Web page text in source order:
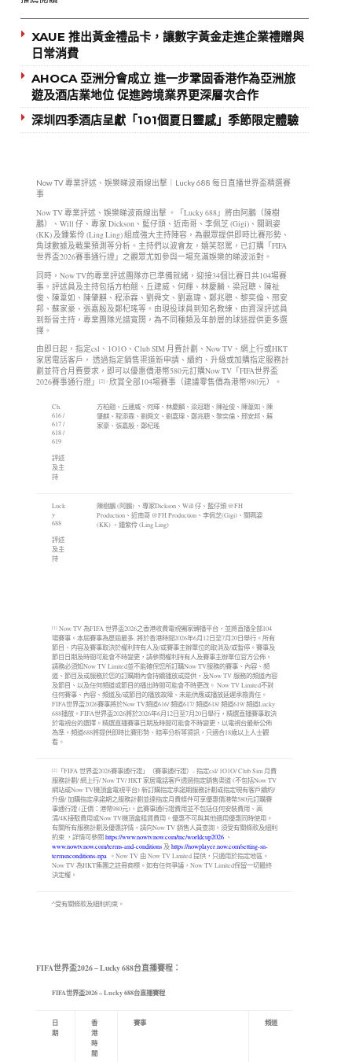
XAUE 推出黃金禮品卡，讓數字黃金走進企業禮贈與
日常消費
AHOCA 亞洲分會成立 進一步鞏固香港作為亞洲旅
遊及酒店業地位 促進跨境業界更深層次合作
深圳四季酒店呈獻「101個夏日靈感」季節限定體驗
Now TV 專業評述、娛樂睇波兩線出擊｜Lucky 688 每日直播世界盃精選賽
事
Now TV 專業評述、娛樂睇波兩線出擊 。「Lucky 688」將由阿鵬（陳樹
鵬）、Will 仔、專家 Dickson、藍仔頭、近南哥、李佩芝 (Gigi)、關珮姿
(KK) 及鍾紫伶 (Ling Ling) 組成強大主持陣容，為觀眾提供即時比賽形勢、
角球數據及戰果預測等分析。主持們以波會友，嬉笑怒罵，已訂購「FIFA
世界盃2026賽事通行證」之觀眾尤如參與一場充滿娛樂的睇波派對。
同時，Now TV的專業評述團隊亦已準備就緒，迎接34個比賽日共104場賽
事。評述員及主持包括方柏翹、丘建威、何輝、林慶麟、梁冠聰、陳祉
俊、陳葦如、陳肇麒、程添霖、劉舜文、劉嘉瑋、鄭兆聰、黎奕倫、邢安
邦、蘇家豪、張嘉殷及鄭杞瑤等。由現役球員到知名教練、由資深評述員
到新晉主持，專業團隊光譜寬闊，為不同種類及年齡層的球迷提供更多選
擇。
由即日起，指定csl、1O1O、Club SIM 月費計劃、Now TV、網上行或HKT
家居電話客戶， 透過指定銷售渠道新申請、續約、升級或加購指定服務計
劃並符合月費要求，即可以優惠價港幣580元訂購Now TV「FIFA世界盃
2026賽事通行證」
[2] ， 欣賞全部104場賽事（建議零售價為港幣980元）。
Ch.
616 /
617 /
618 /
619
評述
及主
持
方柏翹、丘建威、何輝、林慶麟、梁冠聰、陳祉俊、陳葦如、陳
肇麒、程添霖、劉舜文、劉嘉瑋、鄭兆聰、黎奕倫、邢安邦、蘇
家豪、張嘉殷、鄭杞瑤
Luck
y
688
評述
及主
持
陳樹鵬 (阿鵬) 、專家Dickson、Will 仔、藍仔頭 @FH
Production、近南哥 @FH Production、李佩芝(Gigi)、關珮姿
(KK) 、鍾紫伶 (Ling Ling)
[1] Now TV 為FIFA 世界盃2026之香港收費電視獨家轉播平台，並將直播全部104
場賽事。本屆賽事為歷屆最多, 將於香港時間2026年6月12日至7月20日舉行。所有
節目、内容及賽事取決於權利持有人及/或賽事主辦單位的取消及/或暫停。賽事及
節目日期及時間可能會不時變更，請參閱權利持有人及賽事主辦單位官方公佈。
請務必須知Now TV Limited並不能確保您所訂購Now TV服務的賽事、內容、頻
道、節目及或服務於您的訂購期內會持續播放或提供，及Now TV 服務的頻道內容
及節目、以及任何頻道或節目的播出時間可能會不時更改。 Now TV Limited不對
任何賽事、內容、頻道及/或節目的播放故障、未能供應或播放延遲承擔責任。
FIFA世界盃2026賽事將於Now TV頻道616/ 頻道617/ 頻道618/ 頻道619/ 頻道Lucky
688播放。FIFA世界盃2026將於2026年6月12日至7月20日舉行，精選直播賽事取決
於電視台的選擇。精選直播賽事日期及時間可能會不時變更，以電視台最新公佈
為準。頻道688將提供即時比賽形勢、賠率分析等資訊，只適合18歲以上人士觀
看。
[2]
「FIFA 世界盃2026賽事通行證」（賽事通行證）- 指定csl/ 1O1O/ Club Sim 月費
服務計劃/ 網上行/ Now TV/ HKT 家居電話客戶透過指定銷售渠道 (不包括Now TV
網站或Now TV機頂盒電視平台) 新訂購指定承諾期服務計劃或指定現有客戶續約/
升級/ 加購指定承諾期之服務計劃並達指定月費條件可享優惠價港幣580元訂購賽
事通行證 (正價：港幣980元)。此賽事通行證費用並不包括任何安裝費用、高
清/4K接駁費用或Now TV機頂盒租賃費用。優惠不可與其他適用優惠同時使用。
有關所有服務計劃及優惠詳情，請向Now TV 銷售人員查詢。須受有關條款及細則
約束 ，詳情可參閱https://www.nowtv.now.com/tnc/worldcup2026 、
www.nowtv.now.com/terms-and-conditions 及https://nowplayer.now.com/setting-sn-
termsnconditions-npa 。Now TV 由 Now TV Limited 提供，只適用於指定地區。
Now TV 為HKT集團之註冊商標。如有任何爭議，Now TV Limited保留一切最終
決定權。
^受有關條款及細則約束。
FIFA世界盃2026 – Lucky 688台直播賽程：
FIFA世界盃2026 – Lucky 688台直播賽程
日
期
香
港
時
間
賽事 頻道